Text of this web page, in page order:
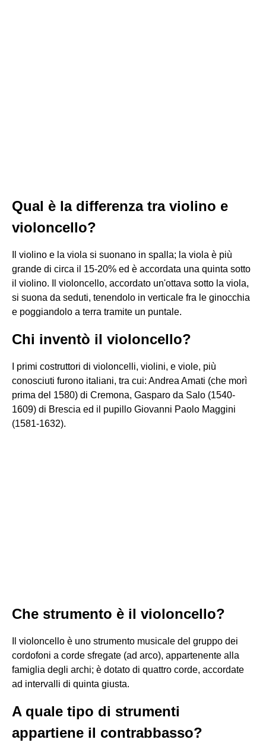
Qual è la differenza tra violino e
violoncello?
Il violino e la viola si suonano in spalla; la viola è più
grande di circa il 15-20% ed è accordata una quinta sotto
il violino. Il violoncello, accordato un'ottava sotto la viola,
si suona da seduti, tenendolo in verticale fra le ginocchia
e poggiandolo a terra tramite un puntale.
Chi inventò il violoncello?
I primi costruttori di violoncelli, violini, e viole, più
conosciuti furono italiani, tra cui: Andrea Amati (che morì
prima del 1580) di Cremona, Gasparo da Salo (1540-
1609) di Brescia ed il pupillo Giovanni Paolo Maggini
(1581-1632).
Che strumento è il violoncello?
Il violoncello è uno strumento musicale del gruppo dei
cordofoni a corde sfregate (ad arco), appartenente alla
famiglia degli archi; è dotato di quattro corde, accordate
ad intervalli di quinta giusta.
A quale tipo di strumenti
appartiene il contrabbasso?